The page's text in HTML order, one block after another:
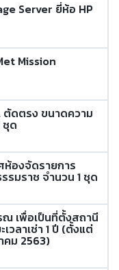
Server ยี่ห้อ HP
Mission
ตัดตรง ขนาดความ
ชุด
ห้องจัดรายการ
มราช จำนวน 1 ชุด
ณ เพื่อเป็นที่ตั้งสถานี
วลาเช่า 1 ปี (ตั้งแต่
คม 2563)